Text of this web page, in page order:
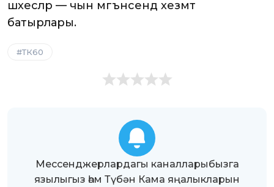
шәхесләр — чын мәгънәсендә хезмәт
батырлары.
ТК60
Мессенджерлардагы каналларыбызга
язылыгыз һәм Түбән Кама яңалыкларын